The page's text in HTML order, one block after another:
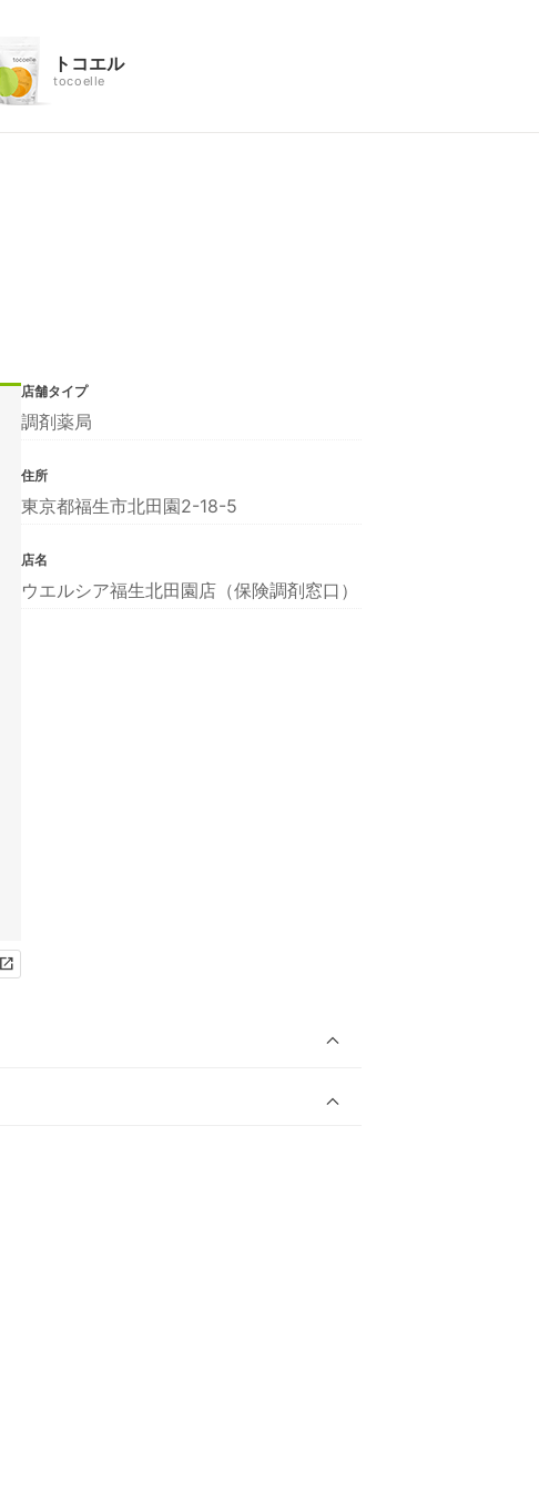
トコエル
tocoelle
店舗タイプ
調剤薬局
住所
東京都福生市北田園2-18-5
店名
ウエルシア福生北田園店（保険調剤窓口）